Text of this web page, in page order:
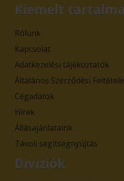
Kiemelt
Rólunk
Kapcsolat
Adatkezelési tájékoztatók
Általános Szerződési
Cégadatok
Hírek
Állásajánlataink
Távoli segítségnyújtás
Divíziók